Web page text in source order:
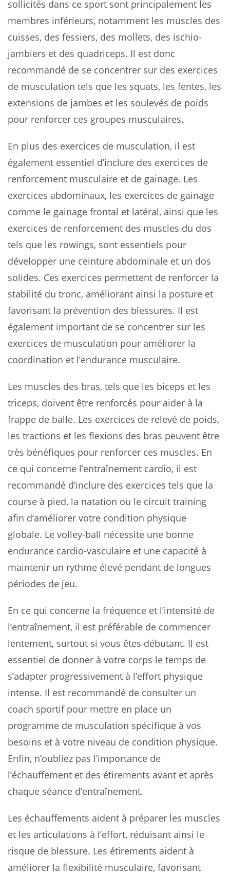
sollicités dans ce sport sont principalement les
membres inférieurs, notamment les muscles des
cuisses, des fessiers, des mollets, des ischio-
jambiers et des quadriceps. Il est donc
recommandé de se concentrer sur des exercices
de musculation tels que les squats, les fentes, les
extensions de jambes et les soulevés de poids
pour renforcer ces groupes musculaires.
En plus des exercices de musculation, il est
également essentiel d’inclure des exercices de
renforcement musculaire et de gainage. Les
exercices abdominaux, les exercices de gainage
comme le gainage frontal et latéral, ainsi que les
exercices de renforcement des muscles du dos
tels que les rowings, sont essentiels pour
développer une ceinture abdominale et un dos
solides. Ces exercices permettent de renforcer la
stabilité du tronc, améliorant ainsi la posture et
favorisant la prévention des blessures. Il est
également important de se concentrer sur les
exercices de musculation pour améliorer la
coordination et l’endurance musculaire.
Les muscles des bras, tels que les biceps et les
triceps, doivent être renforcés pour aider à la
frappe de balle. Les exercices de relevé de poids,
les tractions et les flexions des bras peuvent être
très bénéfiques pour renforcer ces muscles. En
ce qui concerne l’entraînement cardio, il est
recommandé d’inclure des exercices tels que la
course à pied, la natation ou le circuit training
afin d’améliorer votre condition physique
globale. Le volley-ball nécessite une bonne
endurance cardio-vasculaire et une capacité à
maintenir un rythme élevé pendant de longues
périodes de jeu.
En ce qui concerne la fréquence et l’intensité de
l’entraînement, il est préférable de commencer
lentement, surtout si vous êtes débutant. Il est
essentiel de donner à votre corps le temps de
s’adapter progressivement à l’effort physique
intense. Il est recommandé de consulter un
coach sportif pour mettre en place un
programme de musculation spécifique à vos
besoins et à votre niveau de condition physique.
Enfin, n’oubliez pas l’importance de
l’échauffement et des étirements avant et après
chaque séance d’entraînement.
Les échauffements aident à préparer les muscles
et les articulations à l’effort, réduisant ainsi le
risque de blessure. Les étirements aident à
améliorer la flexibilité musculaire, favorisant